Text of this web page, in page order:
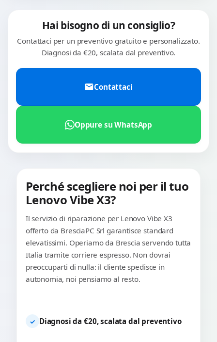
Hai bisogno di un consiglio?
Contattaci per un preventivo gratuito e personalizzato.
Diagnosi da €20, scalata dal preventivo.
Contattaci
Oppure su WhatsApp
Perché scegliere noi per il tuo
Lenovo Vibe X3?
Il servizio di riparazione per Lenovo Vibe X3
offerto da BresciaPC Srl garantisce standard
elevatissimi. Operiamo da Brescia servendo tutta
Italia tramite corriere espresso. Non dovrai
preoccuparti di nulla: il cliente spedisce in
autonomia, noi pensiamo al resto.
✓ Diagnosi da €20, scalata dal preventivo